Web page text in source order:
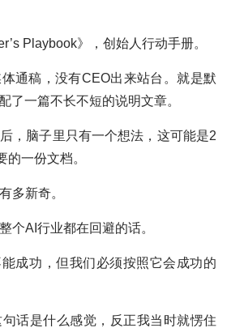
Playbook》，创始人行动手册。
通稿，没有CEO出来站台。就是默
了一篇不长不短的说明文章。
，脑子里只有一个想法，这可能是2
一份文档。
多新奇。
个AI行业都在回避的话。
能成功，但我们必须按照它会成功的
话是什么感觉，反正我当时就愣住